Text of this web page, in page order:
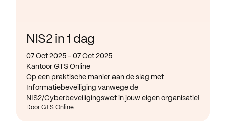
NIS2 in 1 dag
07 Oct 2025 - 07 Oct 2025
Kantoor GTS Online
Op een praktische manier aan de slag met
Informatiebeveiliging vanwege de
NIS2/Cyberbeveiligingswet in jouw eigen organisatie!
Door GTS Online